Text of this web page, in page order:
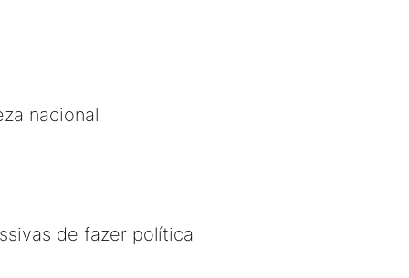
nacional
de fazer política